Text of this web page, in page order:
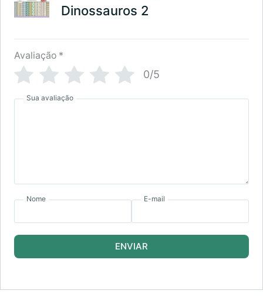
Dinossauros 2
Avaliação *
0/5
Sua avaliação
Nome E-mail
ENVIAR